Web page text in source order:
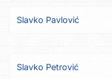
Slavko Pavlović
Slavko Petrović